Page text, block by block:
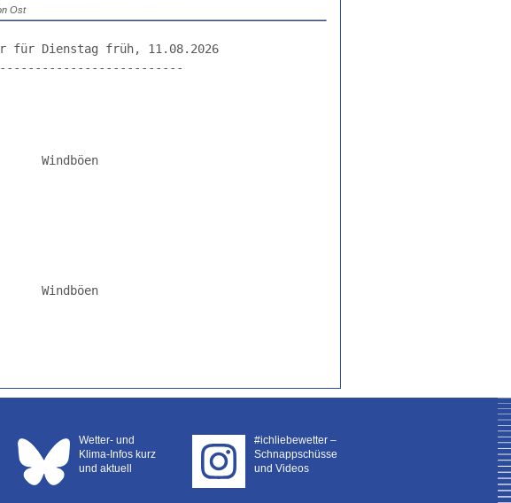
Ost
für Dienstag früh, 11.08.2026
Windböen
Windböen
Wetter- und
Klima-Infos kurz
und aktuell
#ichliebewetter –
Schnappschüsse
und Videos